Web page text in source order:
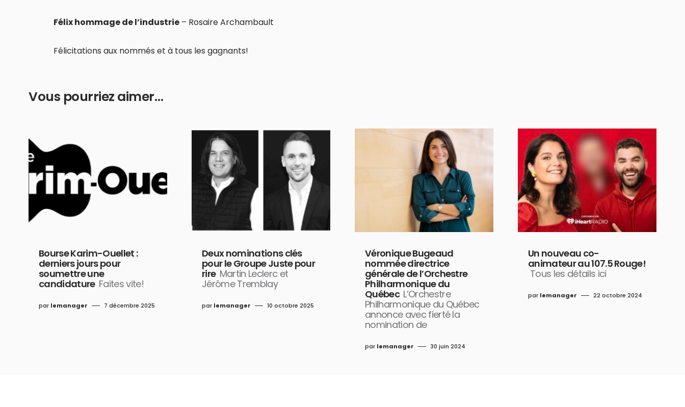
Félix hommage de l’industrie – Rosaire Archambault
Félicitations aux nommés et à tous les gagnants!
Vous pourriez aimer…
Bourse Karim-Ouellet :
derniers jours pour
soumettre une
candidature Faites vite!
par lemanager 7 décembre 2025
Deux nominations clés
pour le Groupe Juste pour
rire Martin Leclerc et
Jérôme Tremblay
par lemanager 10 octobre 2025
Véronique Bugeaud
nommée directrice
générale de l’Orchestre
Philharmonique du
Québec L’Orchestre
Philharmonique du Québec
annonce avec fierté la
nomination de
par lemanager 30 juin 2024
Un nouveau co-
animateur au 107.5 Rouge!
Tous les détails ici
par lemanager 22 octobre 2024